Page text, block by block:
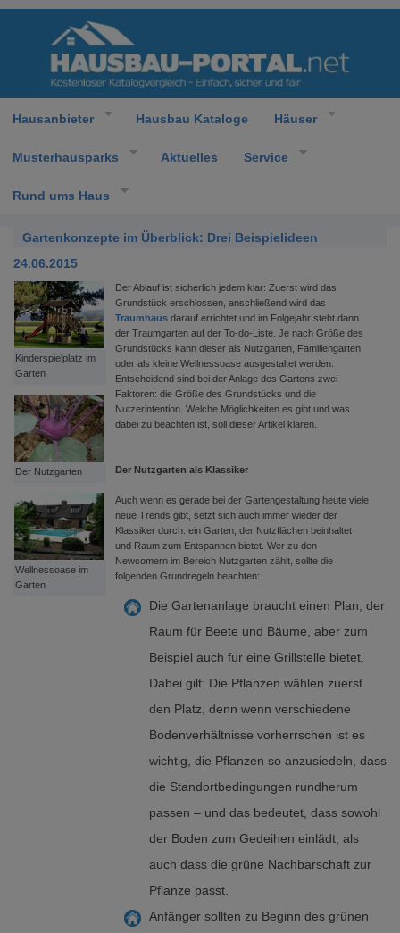
Hausanbieter Hausbau Kataloge Häuser
Musterhausparks Aktuelles Service
Rund ums Haus
Gartenkonzepte im Überblick: Drei Beispielideen
24.06.2015
Kinderspielplatz im
Garten
Der Nutzgarten
Wellnessoase im
Garten
Der Ablauf ist sicherlich jedem klar: Zuerst wird das
Grundstück erschlossen, anschließend wird das
Traumhaus darauf errichtet und im Folgejahr steht dann
der Traumgarten auf der To-do-Liste. Je nach Größe des
Grundstücks kann dieser als Nutzgarten, Familiengarten
oder als kleine Wellnessoase ausgestaltet werden.
Entscheidend sind bei der Anlage des Gartens zwei
Faktoren: die Größe des Grundstücks und die
Nutzerintention. Welche Möglichkeiten es gibt und was
dabei zu beachten ist, soll dieser Artikel klären.
Der Nutzgarten als Klassiker
Auch wenn es gerade bei der Gartengestaltung heute viele
neue Trends gibt, setzt sich auch immer wieder der
Klassiker durch: ein Garten, der Nutzflächen beinhaltet
und Raum zum Entspannen bietet. Wer zu den
Newcomern im Bereich Nutzgarten zählt, sollte die
folgenden Grundregeln beachten:
Die Gartenanlage braucht einen Plan, der
Raum für Beete und Bäume, aber zum
Beispiel auch für eine Grillstelle bietet.
Dabei gilt: Die Pflanzen wählen zuerst
den Platz, denn wenn verschiedene
Bodenverhältnisse vorherrschen ist es
wichtig, die Pflanzen so anzusiedeln, dass
die Standortbedingungen rundherum
passen – und das bedeutet, dass sowohl
der Boden zum Gedeihen einlädt, als
auch dass die grüne Nachbarschaft zur
Pflanze passt.
Anfänger sollten zu Beginn des grünen